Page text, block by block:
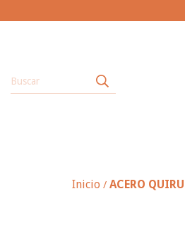
Inicio / ACERO